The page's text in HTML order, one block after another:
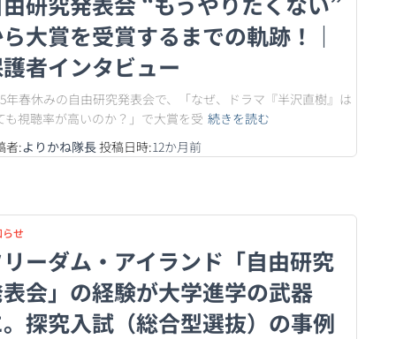
大賞を受賞するまでの軌跡！｜
者インタビュー
年春休みの自由研究発表会で、「なぜ、ドラマ『半沢直樹』は
も視聴率が高いのか？」で大賞を受 続きを読む
者:よりかね隊長投稿日時:12か月前
せ
ーダム・アイランド「自由研究
会」の経験が大学進学の武器
探究入試（総合型選抜）の事例